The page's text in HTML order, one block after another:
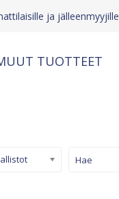
ja jälleenmyyjille
TUOTTEET